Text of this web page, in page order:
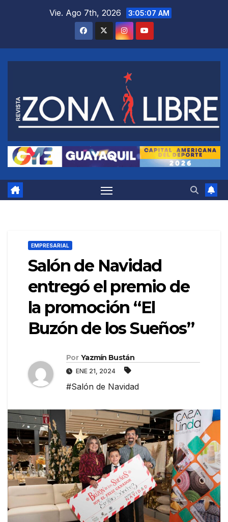
Vie. Ago 7th, 2026 3:05:08 AM
EMPRESARIAL
Salón de Navidad
entregó el premio de
la promoción “El
Buzón de los Sueños”
Por Yazmín Bustán
ENE 21, 2024
#Salón de Navidad